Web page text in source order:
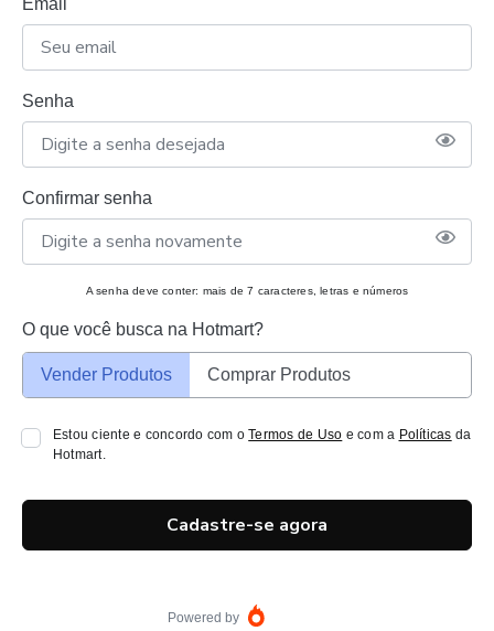
Email
Senha
Confirmar senha
A senha deve conter: mais de 7 caracteres, letras e números
O que você busca na Hotmart?
Vender Produtos Comprar Produtos
Estou ciente e concordo com oTermos de Uso e com a Políticas da
Hotmart.
Cadastre-se agora
Powered by